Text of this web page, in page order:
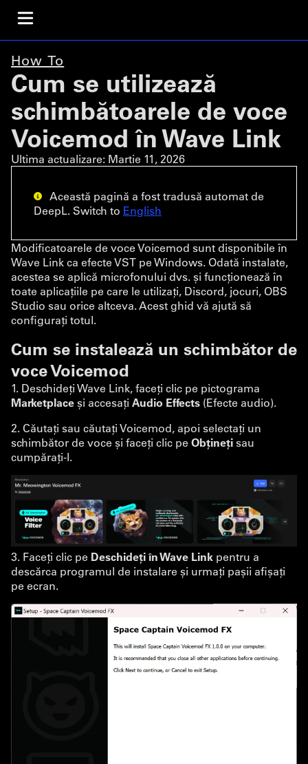
How To
Cum se utilizează
schimbătoarele de voce
Voicemod în Wave Link
Ultima actualizare: Martie 11, 2026
Această pagină a fost tradusă automat de
DeepL. Switch to English
Modificatoarele de voce Voicemod sunt disponibile în
Wave Link ca efecte VST pe Windows. Odată instalate,
acestea se aplică microfonului dvs. și funcționează în
toate aplicațiile pe care le utilizați, Discord, jocuri, OBS
Studio sau orice altceva. Acest ghid vă ajută să
configurați totul.
Cum se instalează un schimbător de
voce Voicemod
1. Deschideți Wave Link, faceți clic pe pictograma
Marketplaceși accesați Audio Effects (Efecte audio).
2. Căutați sau căutați Voicemod, apoi selectați un
schimbător de voce și faceți clic pe Obținețisau
cumpărați-l.
3. Faceți clic pe Deschideți în Wave Link pentru a
descărca programul de instalare și urmați pașii afișați
pe ecran.